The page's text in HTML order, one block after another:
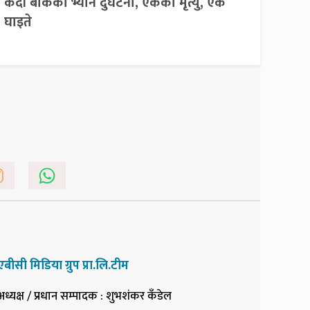
घाइते
मिडिया ग्रुप प्रा.लि.टीम
/ प्रधान सम्पादक: शुभशंकर कँडेल